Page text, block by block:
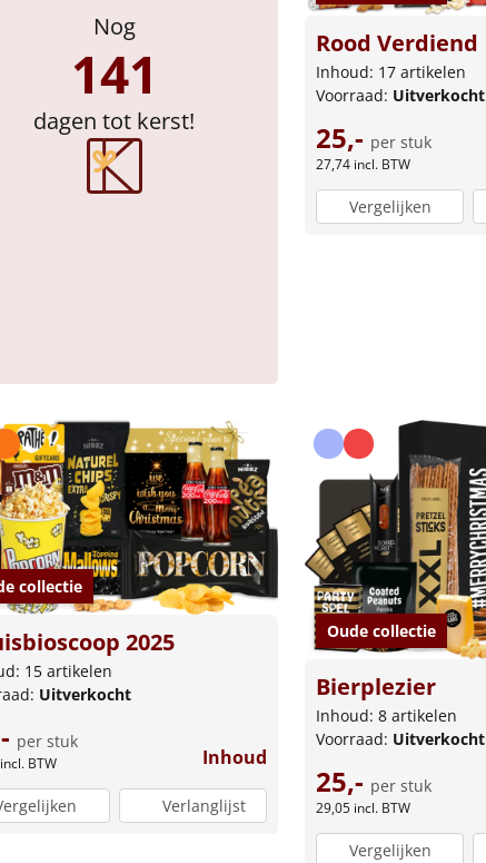
Nog
141
dagen tot kerst!
Rood Verdiend
Inhoud: 17 artikelen
Voorraad: Uitverkocht
25,- per stuk
27,74 incl. BTW
Vergelijken
collectie
2025
15 artikelen
Uitverkocht
per stuk
incl. BTW Inhoud
Verlanglijst
Oude collectie
Bierplezier
Inhoud: 8 artikelen
Voorraad: Uitverkocht
25,- per stuk
29,05 incl. BTW
Vergelijken